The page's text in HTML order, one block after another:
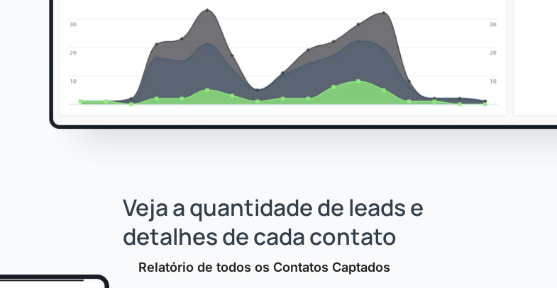
Veja a quantidade de leads e
detalhes de cada contato
Relatório de todos os Contatos Captados